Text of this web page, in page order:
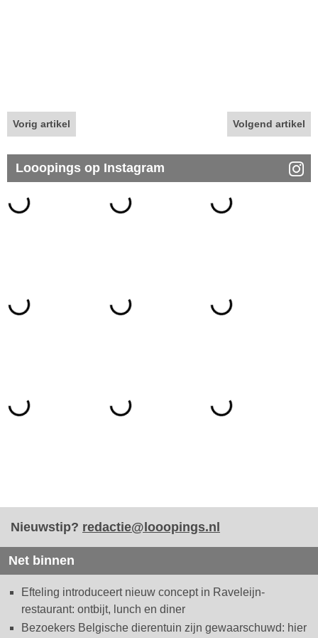
Vorig artikel Volgend artikel
Looopings op Instagram
Nieuwstip? redactie@looopings.nl
Net binnen
Efteling introduceert nieuw concept in Raveleijn-
restaurant: ontbijt, lunch en diner
Bezoekers Belgische dierentuin zijn gewaarschuwd: hier